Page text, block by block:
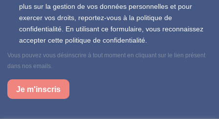
plus sur la gestion de vos données personnelles et pour
exercer vos droits, reportez-vous à la politique de
confidentialité. En utilisant ce formulaire, vous reconnaissez
accepter cette politique de confidentialité.
Vous pouvez vous désinscrire à tout moment en cliquant sur le lien présent
dans nos emails.
Je m'inscris